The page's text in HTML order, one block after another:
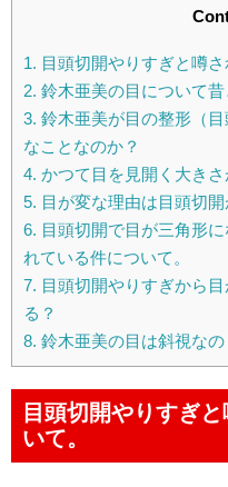
1. 目頭切開やりすぎと噂
2. 鈴木亜美の目について
3. 鈴木亜美が目の整形（
なことなのか？
4. かつて目を見開く大き
5. 目が変な理由は目頭切
6. 目頭切開で目が三角形
れている件について。
7. 目頭切開やりすぎから
る？
8. 鈴木亜美の目は斜視な
目頭切開やりすぎ
いて。